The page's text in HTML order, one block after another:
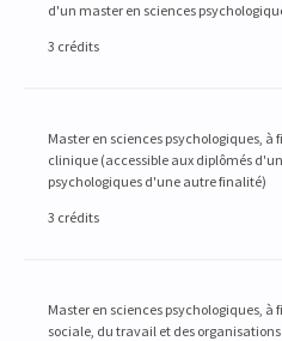
d'un master en sciences
3 crédits
Master en sciences psychologiques,
clinique (accessible aux diplômés
psychologiques d'une autre finalité)
3 crédits
Master en sciences psychologiques,
sociale, du travail et des